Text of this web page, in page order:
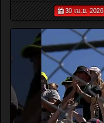
30 เม.ย. 2026